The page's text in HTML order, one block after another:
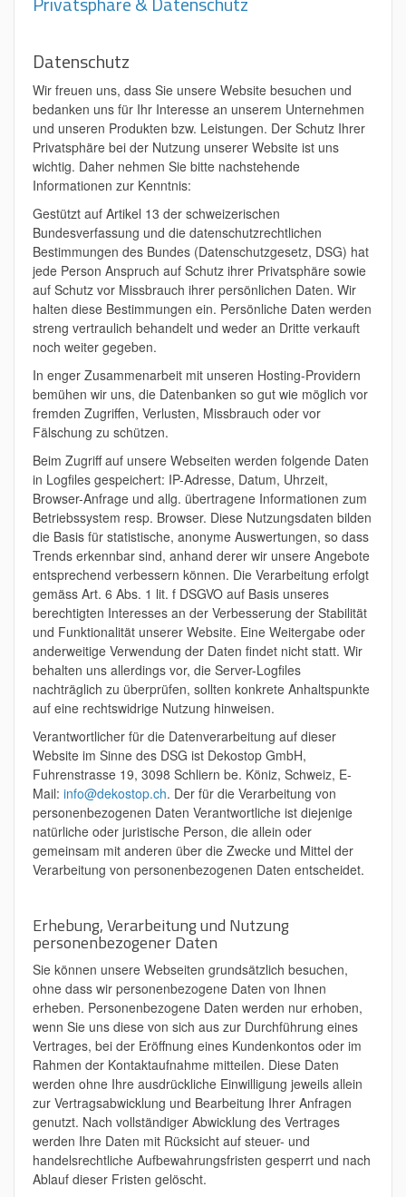
Datenschutz
Wir freuen uns, dass Sie unsere Website besuchen und
bedanken uns für Ihr Interesse an unserem Unternehmen
und unseren Produkten bzw. Leistungen. Der Schutz Ihrer
Privatsphäre bei der Nutzung unserer Website ist uns
wichtig. Daher nehmen Sie bitte nachstehende
Informationen zur Kenntnis:
Gestützt auf Artikel 13 der schweizerischen
Bundesverfassung und die datenschutzrechtlichen
Bestimmungen des Bundes (Datenschutzgesetz, DSG) hat
jede Person Anspruch auf Schutz ihrer Privatsphäre sowie
auf Schutz vor Missbrauch ihrer persönlichen Daten. Wir
halten diese Bestimmungen ein. Persönliche Daten werden
streng vertraulich behandelt und weder an Dritte verkauft
noch weiter gegeben.
In enger Zusammenarbeit mit unseren Hosting-Providern
bemühen wir uns, die Datenbanken so gut wie möglich vor
fremden Zugriffen, Verlusten, Missbrauch oder vor
Fälschung zu schützen.
Beim Zugriff auf unsere Webseiten werden folgende Daten
in Logfiles gespeichert: IP-Adresse, Datum, Uhrzeit,
Browser-Anfrage und allg. übertragene Informationen zum
Betriebssystem resp. Browser. Diese Nutzungsdaten bilden
die Basis für statistische, anonyme Auswertungen, so dass
Trends erkennbar sind, anhand derer wir unsere Angebote
entsprechend verbessern können. Die Verarbeitung erfolgt
gemäss Art. 6 Abs. 1 lit. f DSGVO auf Basis unseres
berechtigten Interesses an der Verbesserung der Stabilität
und Funktionalität unserer Website. Eine Weitergabe oder
anderweitige Verwendung der Daten findet nicht statt. Wir
behalten uns allerdings vor, die Server-Logfiles
nachträglich zu überprüfen, sollten konkrete Anhaltspunkte
auf eine rechtswidrige Nutzung hinweisen.
Verantwortlicher für die Datenverarbeitung auf dieser
Website im Sinne des DSG ist Dekostop GmbH,
Fuhrenstrasse 19, 3098 Schliern be. Köniz, Schweiz, E-
Mail: info@dekostop.ch. Der für die Verarbeitung von
personenbezogenen Daten Verantwortliche ist diejenige
natürliche oder juristische Person, die allein oder
gemeinsam mit anderen über die Zwecke und Mittel der
Verarbeitung von personenbezogenen Daten entscheidet.
Erhebung, Verarbeitung und Nutzung
personenbezogener Daten
Sie können unsere Webseiten grundsätzlich besuchen,
ohne dass wir personenbezogene Daten von Ihnen
erheben. Personenbezogene Daten werden nur erhoben,
wenn Sie uns diese von sich aus zur Durchführung eines
Vertrages, bei der Eröffnung eines Kundenkontos oder im
Rahmen der Kontaktaufnahme mitteilen. Diese Daten
werden ohne Ihre ausdrückliche Einwilligung jeweils allein
zur Vertragsabwicklung und Bearbeitung Ihrer Anfragen
genutzt. Nach vollständiger Abwicklung des Vertrages
werden Ihre Daten mit Rücksicht auf steuer- und
handelsrechtliche Aufbewahrungsfristen gesperrt und nach
Ablauf dieser Fristen gelöscht.